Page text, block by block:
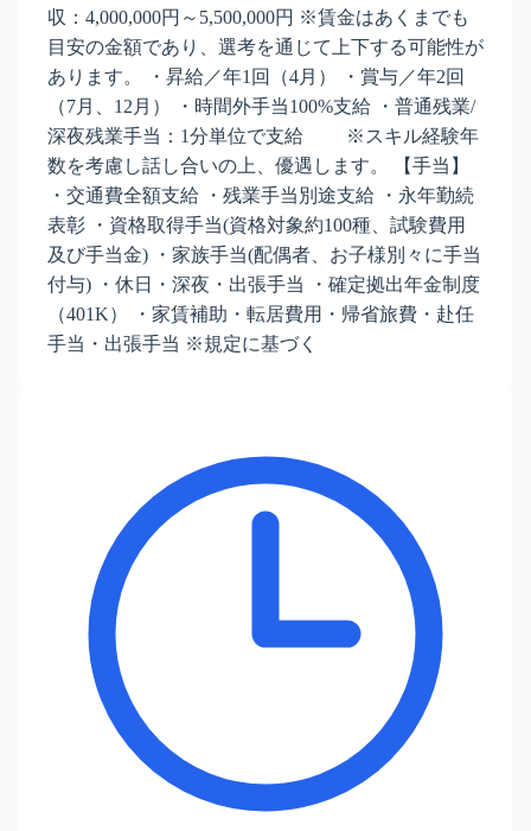
収：4,000,000円～5,500,000円 ※賃金はあくまでも
目安の金額であり、選考を通じて上下する可能性が
あります。 ・昇給／年1回（4月） ・賞与／年2回
（7月、12月） ・時間外手当100%支給 ・普通残業/
深夜残業手当：1分単位で支給 ※スキル経験年
数を考慮し話し合いの上、優遇します。 【手当】
・交通費全額支給 ・残業手当別途支給 ・永年勤続
表彰 ・資格取得手当(資格対象約100種、試験費用
及び手当金) ・家族手当(配偶者、お子様別々に手当
付与) ・休日・深夜・出張手当 ・確定拠出年金制度
（401K） ・家賃補助・転居費用・帰省旅費・赴任
手当・出張手当 ※規定に基づく